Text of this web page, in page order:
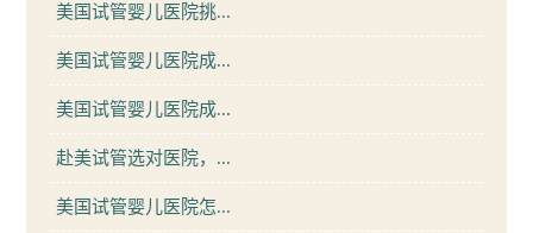
美国试管婴儿医院挑...
美国试管婴儿医院成...
美国试管婴儿医院成...
赴美试管选对医院，...
美国试管婴儿医院怎...